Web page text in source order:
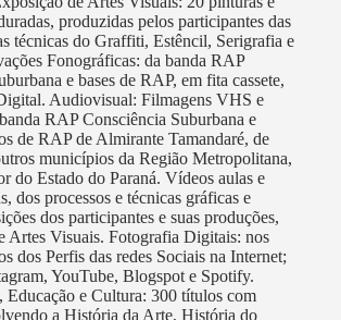
produzidas pelos participantes das
técnicas do Graffiti, Estêncil, Serigrafia e
Fonográficas: da banda RAP
e bases de RAP, em fita cassete,
Audiovisual: Filmagens VHS e
RAP Consciência Suburbana e
de RAP de Almirante Tamandaré, de
municípios da Região Metropolitana,
do Estado do Paraná. Vídeos aulas e
dos processos e técnicas gráficas e
dos participantes e suas produções,
Artes Visuais. Fotografia Digitais: nos
dos Perfis das redes Sociais na Internet;
YouTube, Blogspot e Spotify.
e Cultura: 300 títulos com
a História da Arte, História do